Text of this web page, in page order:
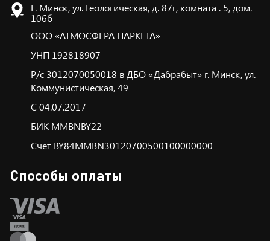
Г. Минск, ул. Геологическая, д. 87г, комната . 5, дом.
106б
ООО «АТМОСФЕРА ПАРКЕТА»
УНП 192818907
Р/с 3012070050018 в ДБО «Дабрабыт» г. Минск, ул.
Коммунистическая, 49
С 04.07.2017
БИК ММBNBY22
Счет BY84MMBN30120700500100000000
Способы оплаты